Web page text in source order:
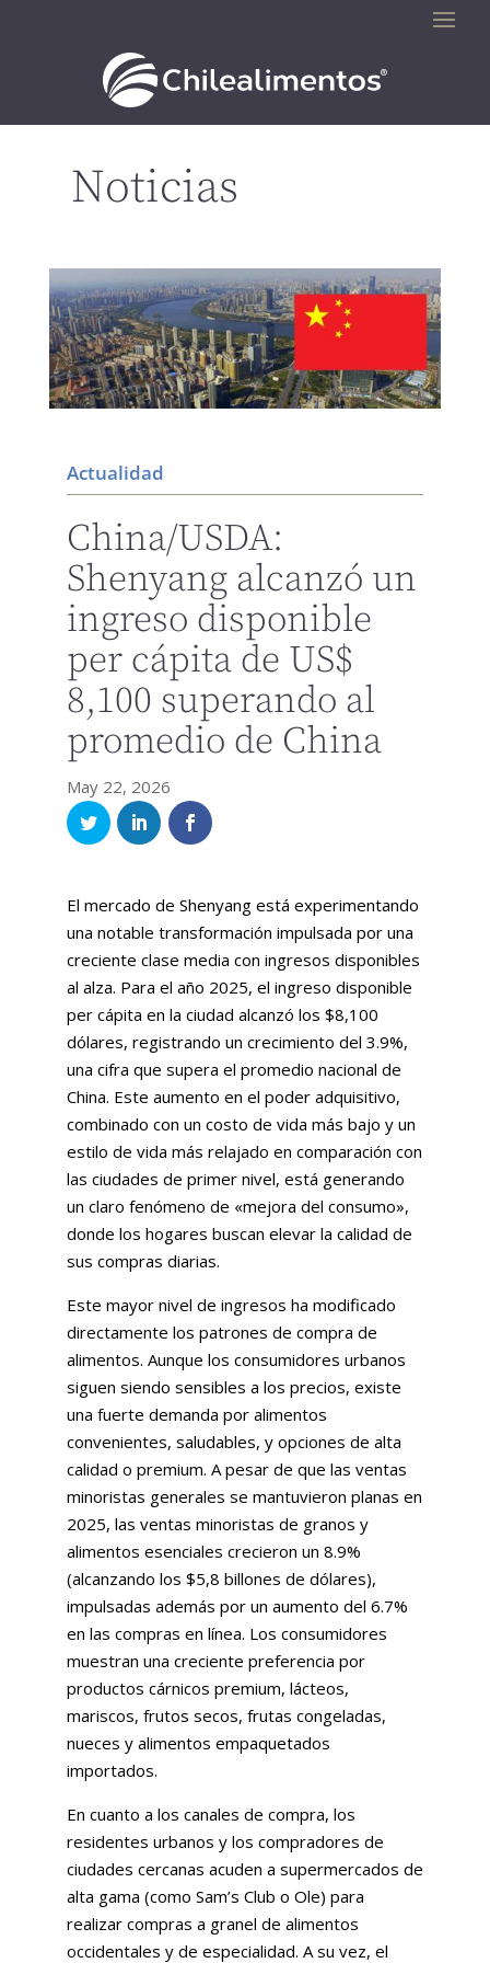
Noticias
Actualidad
China/USDA:
Shenyang alcanzó un
ingreso disponible
per cápita de US$
8,100 superando al
promedio de China
May 22, 2026
El mercado de Shenyang está experimentando
una notable transformación impulsada por una
creciente clase media con ingresos disponibles
al alza. Para el año 2025, el ingreso disponible
per cápita en la ciudad alcanzó los $8,100
dólares, registrando un crecimiento del 3.9%,
una cifra que supera el promedio nacional de
China. Este aumento en el poder adquisitivo,
combinado con un costo de vida más bajo y un
estilo de vida más relajado en comparación con
las ciudades de primer nivel, está generando
un claro fenómeno de «mejora del consumo»,
donde los hogares buscan elevar la calidad de
sus compras diarias.
Este mayor nivel de ingresos ha modificado
directamente los patrones de compra de
alimentos. Aunque los consumidores urbanos
siguen siendo sensibles a los precios, existe
una fuerte demanda por alimentos
convenientes, saludables, y opciones de alta
calidad o premium. A pesar de que las ventas
minoristas generales se mantuvieron planas en
2025, las ventas minoristas de granos y
alimentos esenciales crecieron un 8.9%
(alcanzando los $5,8 billones de dólares),
impulsadas además por un aumento del 6.7%
en las compras en línea. Los consumidores
muestran una creciente preferencia por
productos cárnicos premium, lácteos,
mariscos, frutos secos, frutas congeladas,
nueces y alimentos empaquetados
importados.
En cuanto a los canales de compra, los
residentes urbanos y los compradores de
ciudades cercanas acuden a supermercados de
alta gama (como Sam’s Club o Ole) para
realizar compras a granel de alimentos
occidentales y de especialidad. A su vez, el